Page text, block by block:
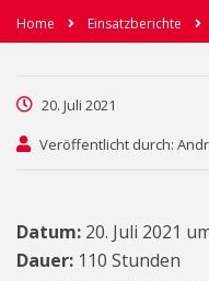
Home Einsatzberichte
20. Juli 2021
Veröffentlicht durch:
Datum: 20. Juli 2021
Dauer: 110 Stunden